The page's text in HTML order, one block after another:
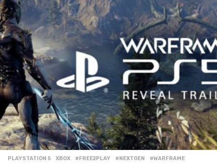
PLAYSTATION 5 ,XBOX #FREE2PLAY ,#NEXTGEN ,#WARFRAME